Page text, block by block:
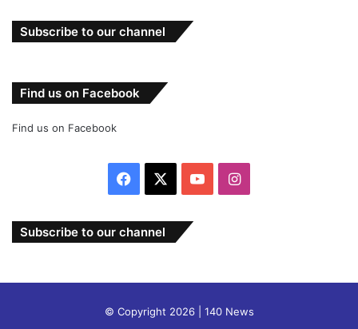
Subscribe to our channel
Find us on Facebook
Find us on Facebook
Facebook YouTubeInstagram
Subscribe to our channel
© Copyright 2026 | 140 News